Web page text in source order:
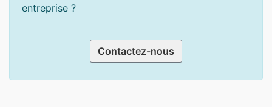
entreprise ?
Contactez-nous